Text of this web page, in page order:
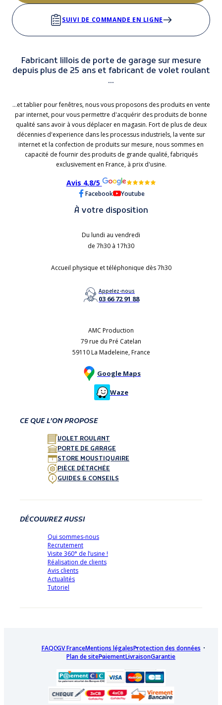
SUIVI DE COMMANDE EN LIGNE
Fabricant lillois de porte de garage sur mesure
depuis plus de 25 ans et fabricant de volet roulant
...
...et tablier pour fenêtres, nous vous proposons des produits en vente
par internet, pour vous permettre d'acquérir des produits de bonne
qualité sans avoir à vous déplacer en magasin. Fort de plus de deux
décennies d'experience dans les processus industriels, la vente sur
internet et la confection de produits sur mesure, nous sommes en
capacité de fournir des produits de grande qualité, fabriqués
exclusivement en France, à prix d'usine.
Avis 4,8/5
Facebook Youtube
À votre disposition
Du lundi au vendredi
de 7h30 à 17h30
Accueil physique et téléphonique dès 7h30
Appelez-nous
03 66 72 91 88
AMC Production
79 rue du Pré Catelan
59110 La Madeleine, France
Google Maps
Waze
CE QUE L’ON PROPOSE
VOLET ROULANT
PORTE DE GARAGE
STORE MOUSTIQUAIRE
PIÈCE DÉTACHÉE
GUIDES & CONSEILS
DÉCOUVREZ AUSSI
Qui sommes-nous
Recrutement
Visite 360° de l’usine !
Réalisation de clients
Avis clients
Actualités
Tutoriel
FAQCGV FranceMentions légalesProtection des données
Plan de sitePaiementLivraisonGarantie